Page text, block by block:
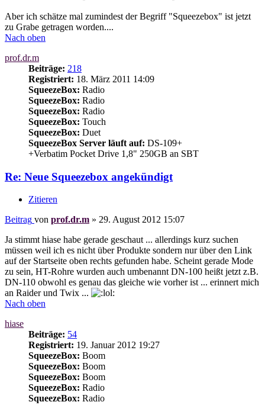
Aber ich schätze mal zumindest der Begriff "Squeezebox" ist jetzt
zu Grabe getragen worden....
Nach oben
prof.dr.m
Beiträge: 218
Registriert: 18. März 2011 14:09
SqueezeBox: Radio
SqueezeBox: Radio
SqueezeBox: Radio
SqueezeBox: Touch
SqueezeBox: Duet
SqueezeBox Server läuft auf: DS-109+
+Verbatim Pocket Drive 1,8" 250GB an SBT
Re: Neue Squeezebox angekündigt
Zitieren
Beitrag von prof.dr.m » 29. August 2012 15:07
Ja stimmt hiase habe gerade geschaut ... allerdings kurz suchen
müssen weil ich es nicht über Produkte sondern nur über den Link
auf der Startseite oben rechts gefunden habe. Scheint gerade Mode
zu sein, HT-Rohre wurden auch umbenannt DN-100 heißt jetzt z.B.
DN-110 obwohl es genau das gleiche wie vorher ist ... erinnert mich
an Raider und Twix ...
Nach oben
hiase
Beiträge: 54
Registriert: 19. Januar 2012 19:27
SqueezeBox: Boom
SqueezeBox: Boom
SqueezeBox: Boom
SqueezeBox: Radio
SqueezeBox: Radio